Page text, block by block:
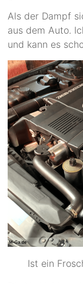
Als der Dampf
aus dem Auto.
und kann es
Ist ein